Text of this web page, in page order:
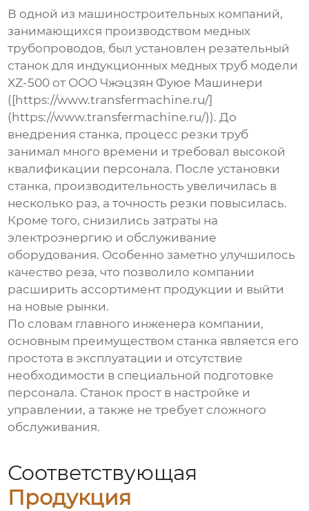
В одной из машиностроительных компаний,
занимающихся производством медных
трубопроводов, был установлен резательный
станок для индукционных медных труб модели
XZ-500 от ООО Чжэцзян Фуюе Машинери
([https://www.transfermachine.ru/]
(https://www.transfermachine.ru/)). До
внедрения станка, процесс резки труб
занимал много времени и требовал высокой
квалификации персонала. После установки
станка, производительность увеличилась в
несколько раз, а точность резки повысилась.
Кроме того, снизились затраты на
электроэнергию и обслуживание
оборудования. Особенно заметно улучшилось
качество реза, что позволило компании
расширить ассортимент продукции и выйти
на новые рынки.
По словам главного инженера компании,
основным преимуществом станка является его
простота в эксплуатации и отсутствие
необходимости в специальной подготовке
персонала. Станок прост в настройке и
управлении, а также не требует сложного
обслуживания.
Соответствующая
Продукция